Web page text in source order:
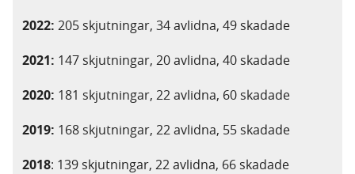
2022: 205 skjutningar, 34 avlidna, 49 skadade
2021: 147 skjutningar, 20 avlidna, 40 skadade
2020: 181 skjutningar, 22 avlidna, 60 skadade
2019: 168 skjutningar, 22 avlidna, 55 skadade
2018: 139 skjutningar, 22 avlidna, 66 skadade